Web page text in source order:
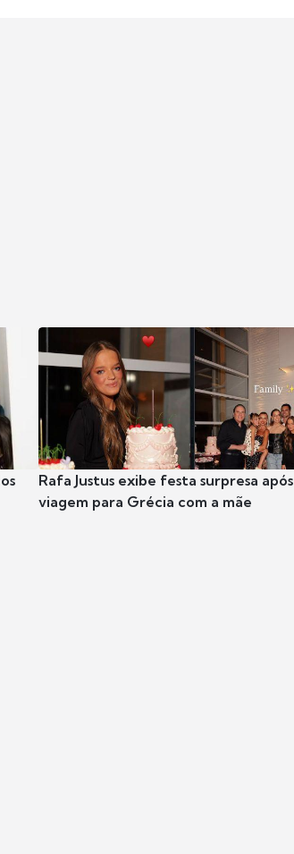
Rafa Justus exibe festa surpresa após
viagem para Grécia com a mãe